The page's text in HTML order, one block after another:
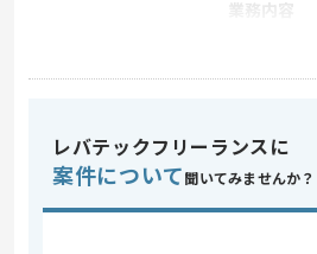
スキル
求めるスキル
・個人ま
・Gitを用
レバテックフリーランスに
案件について 聞いてみませんか？